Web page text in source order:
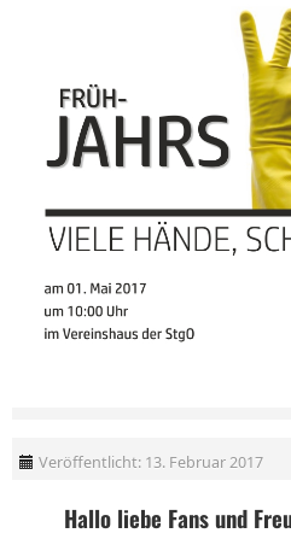
Veröffentlicht: 13. Februar 2017
Hallo liebe Fans und